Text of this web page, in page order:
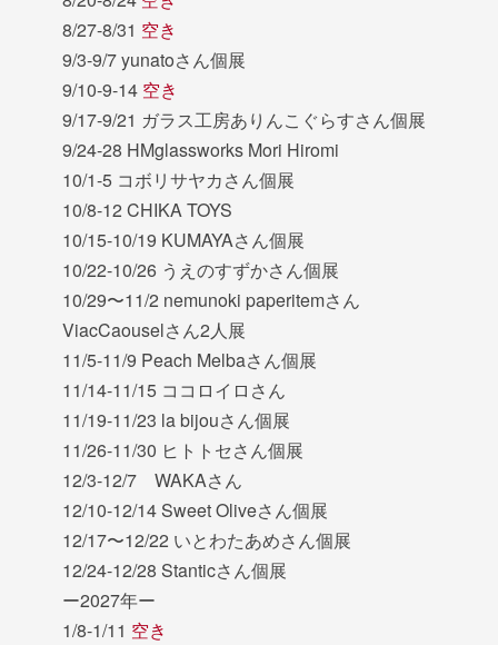
8/27-8/31 空き
9/3-9/7 yunatoさん個展
9/10-9-14 空き
9/17-9/21 ガラス工房ありんこぐらすさん個展
9/24-28 HMglassworks Mori Hiromi
10/1-5 コボリサヤカさん個展
10/8-12 CHIKA TOYS
10/15-10/19 KUMAYAさん個展
10/22-10/26 うえのすずかさん個展
10/29〜11/2 nemunoki paperitemさん
ViacCaouselさん2人展
11/5-11/9 Peach Melbaさん個展
11/14-11/15 ココロイロさん
11/19-11/23 la bijouさん個展
11/26-11/30 ヒトトセさん個展
12/3-12/7 WAKAさん
12/10-12/14 Sweet Oliveさん個展
12/17〜12/22 いとわたあめさん個展
12/24-12/28 Stanticさん個展
ー2027年ー
1/8-1/11 空き